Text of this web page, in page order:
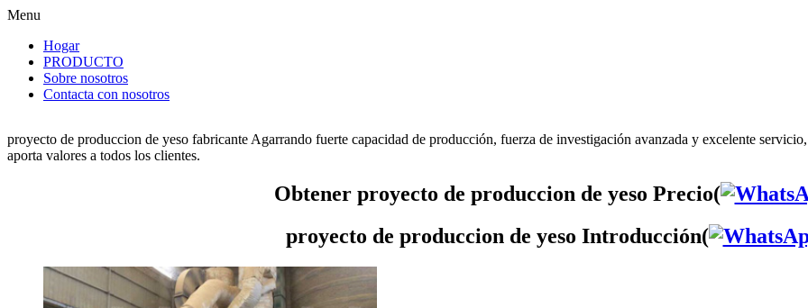
Menu
Hogar
PRODUCTO
Sobre nosotros
Contacta con nosotros
proyecto de produccion de yeso fabricante Agarrando fuerte capacidad de producción, fuerza de investigación avanzada y excelente
aporta valores a todos los clientes.
Obtener proyecto de produccion de yeso Precio(
proyecto de produccion de yeso Introducción(